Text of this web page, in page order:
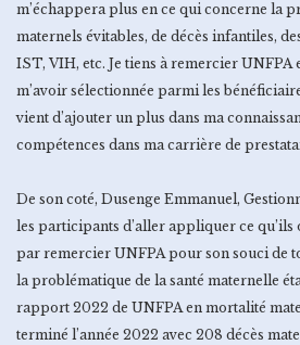
m’échappera plus en ce qui concerne la
maternels évitables, de décès infantiles,
IST, VIH, etc. Je tiens à remercier UNFPA
m’avoir sélectionnée parmi les
vient d’ajouter un plus dans ma
compétences dans ma carrière de
De son coté, Dusenge Emmanuel,
les participants d’aller appliquer ce
par remercier UNFPA pour son souci de
la problématique de la santé maternelle
rapport 2022 de UNFPA en mortalité
terminé l’année 2022 avec 208 décès